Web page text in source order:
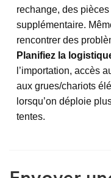
rechange, des
supplémentaire.
rencontrer des
Planifiez la
l’importation, accès
aux grues/chariots
lorsqu’on déploie
tentes.